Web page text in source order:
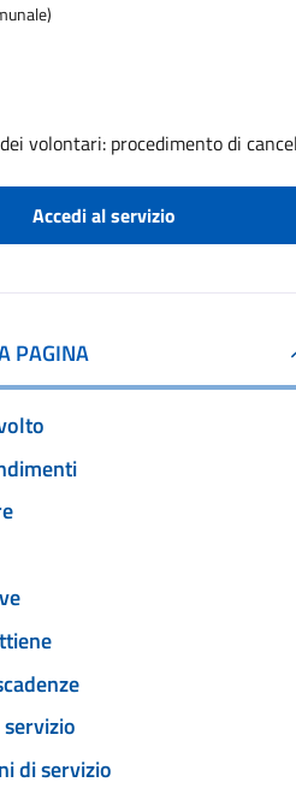
volontari: procedimento di
Accedi al servizio
PAGINA
di servizio